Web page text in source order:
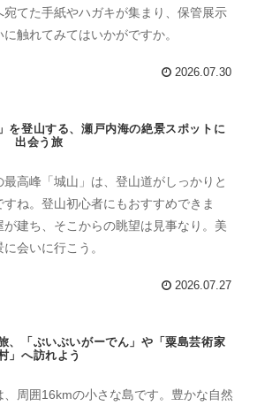
てた手紙やハガキが集まり、保管展示
触れてみてはいかがですか。
2026.07.30
を登山する、瀬戸内海の絶景スポットに
出会う旅
高峰「城山」は、登山道がしっかりと
ね。登山初心者にもおすすめできま
建ち、そこからの眺望は見事なり。美
会いに行こう。
2026.07.27
、「ぶいぶいがーでん」や「粟島芸術家
」へ訪れよう
周囲16kmの小さな島です。豊かな自然